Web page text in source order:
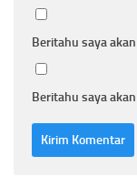
Beritahu saya
Beritahu saya